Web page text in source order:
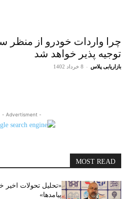
چرا واردات خودرو از منظر
توجیه پذیر خواهد شد
بازاریابی پلاس - 8 خرداد 1402
- Advertisment -
MOST READ
«تحلیل تحولات اخیر
پیامدها»